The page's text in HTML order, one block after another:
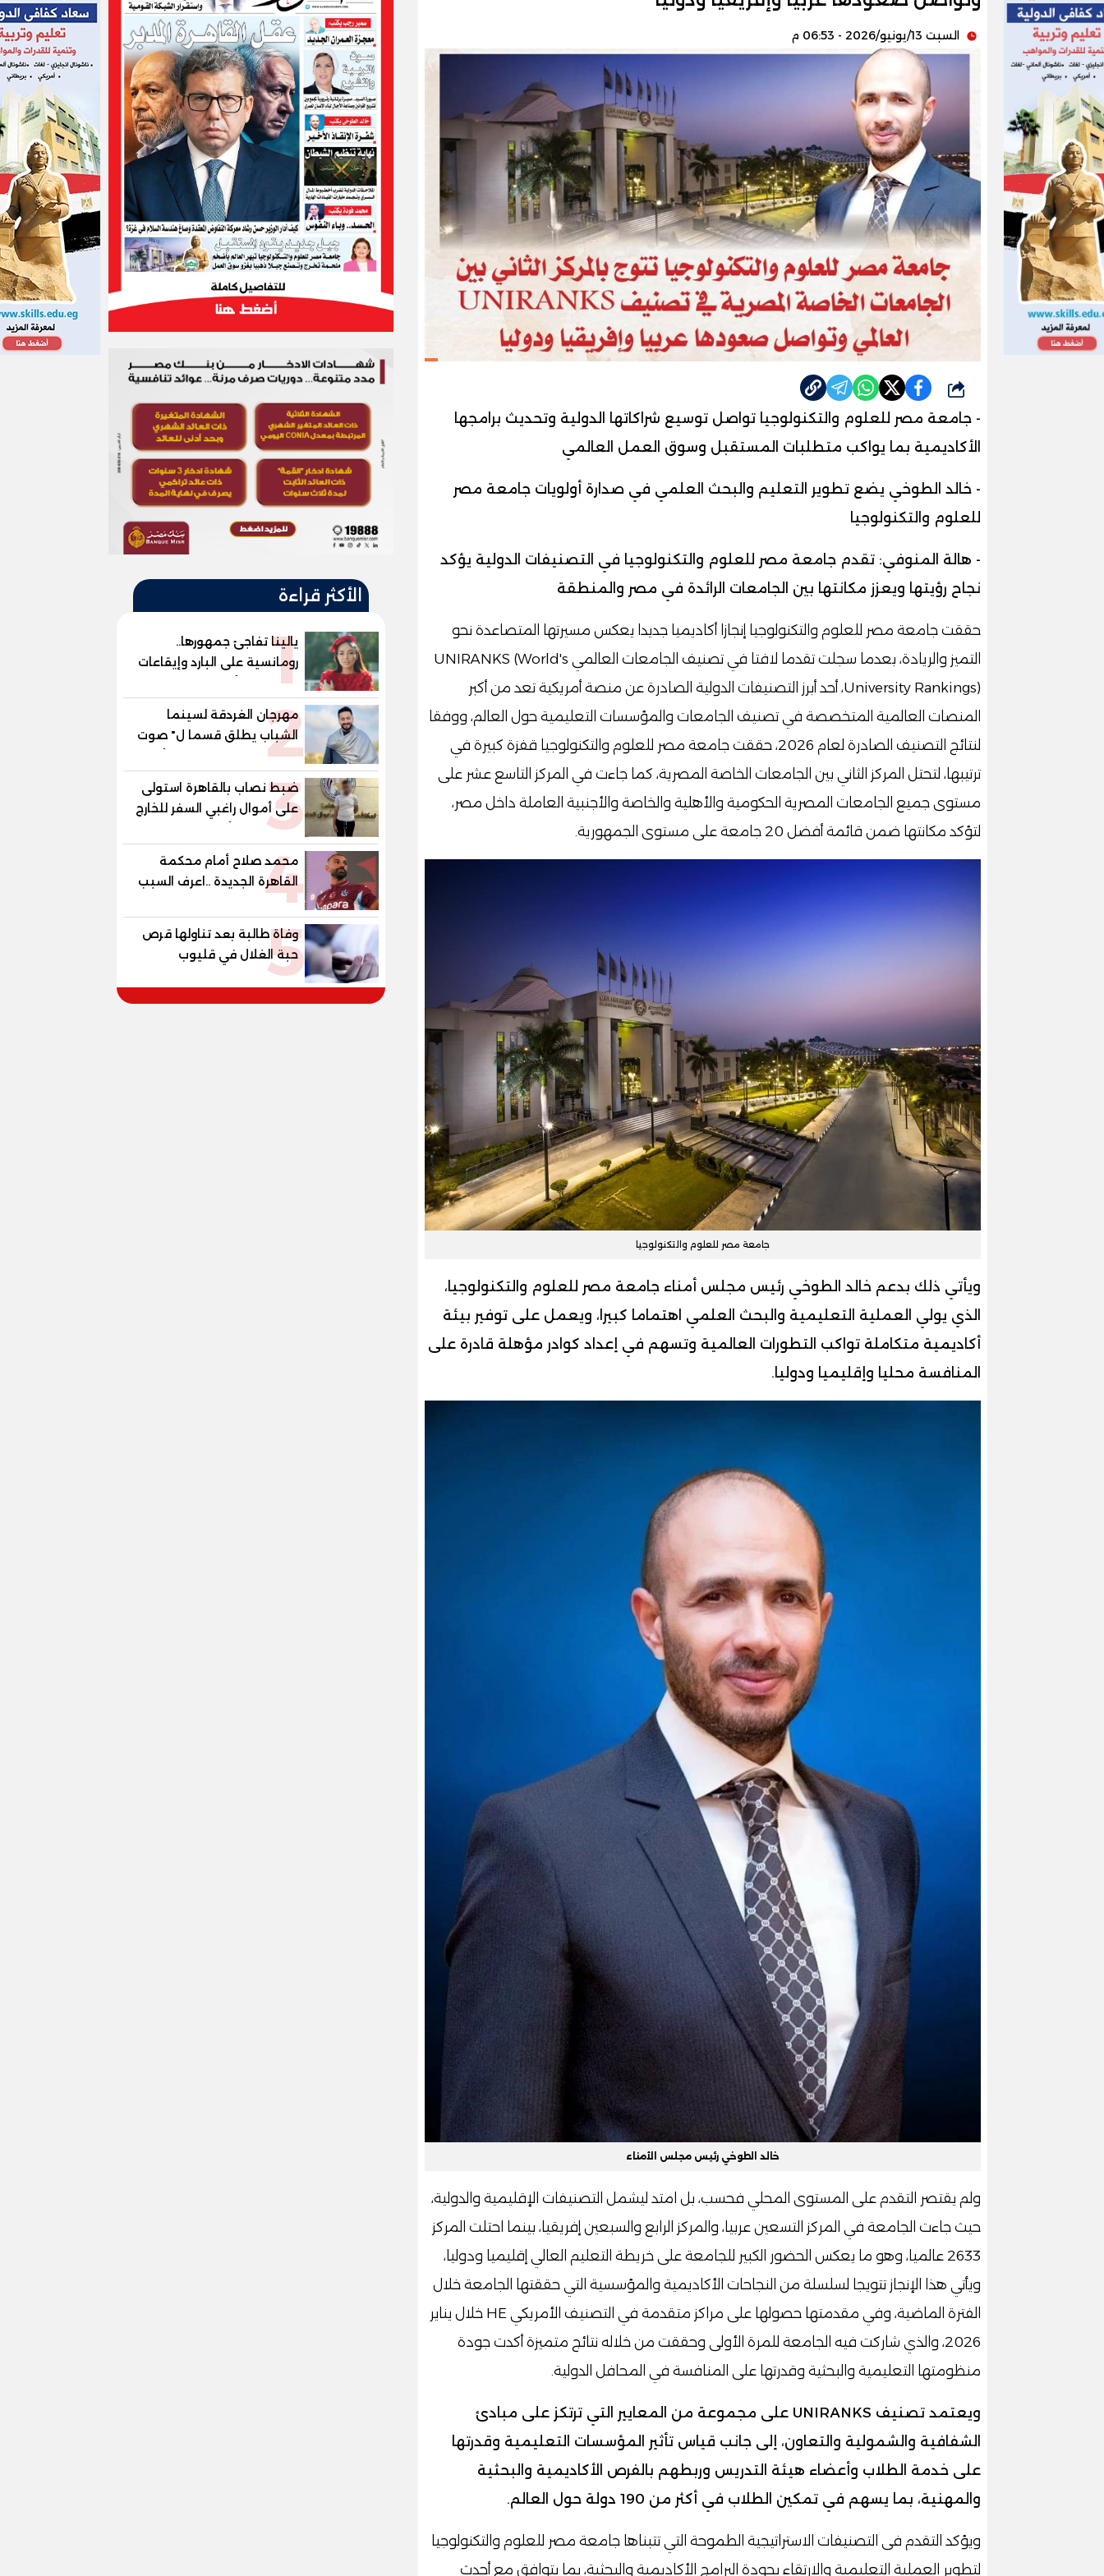
السبت 13/يونيو/2026 - 06:53 م
شارك
- جامعة مصر للعلوم والتكنولوجيا تواصل توسيع شراكاتها الدولية وتحديث برامجها
الأكاديمية بما يواكب متطلبات المستقبل وسوق العمل العالمي
- خالد الطوخي يضع تطوير التعليم والبحث العلمي في صدارة أولويات جامعة مصر
للعلوم والتكنولوجيا
- هالة المنوفي: تقدم جامعة مصر للعلوم والتكنولوجيا في التصنيفات الدولية يؤكد
نجاح رؤيتها ويعزز مكانتها بين الجامعات الرائدة في مصر والمنطقة
حققت جامعة مصر للعلوم والتكنولوجيا إنجازا أكاديميا جديدا يعكس مسيرتها المتصاعدة نحو
التميز والريادة، بعدما سجلت تقدما لافتا في تصنيف الجامعات العالمي UNIRANKS (World's
University Rankings)، أحد أبرز التصنيفات الدولية الصادرة عن منصة أمريكية تعد من أكبر
المنصات العالمية المتخصصة في تصنيف الجامعات والمؤسسات التعليمية حول العالم، ووفقا
لنتائج التصنيف الصادرة لعام 2026، حققت جامعة مصر للعلوم والتكنولوجيا قفزة كبيرة في
ترتيبها، لتحتل المركز الثاني بين الجامعات الخاصة المصرية، كما جاءت في المركز التاسع عشر على
مستوى جميع الجامعات المصرية الحكومية والأهلية والخاصة والأجنبية العاملة داخل مصر،
لتؤكد مكانتها ضمن قائمة أفضل 20 جامعة على مستوى الجمهورية.
جامعة مصر للعلوم والتكنولوجيا
ويأتي ذلك بدعم خالد الطوخي رئيس مجلس أمناء جامعة مصر للعلوم والتكنولوجيا،
الذي يولي العملية التعليمية والبحث العلمي اهتماما كبيرا، ويعمل على توفير بيئة
أكاديمية متكاملة تواكب التطورات العالمية وتسهم في إعداد كوادر مؤهلة قادرة على
المنافسة محليا وإقليميا ودوليا.
خالد الطوخي رئيس مجلس الأمناء
ولم يقتصر التقدم على المستوى المحلي فحسب، بل امتد ليشمل التصنيفات الإقليمية والدولية،
حيث جاءت الجامعة في المركز التسعين عربيا، والمركز الرابع والسبعين إفريقيا، بينما احتلت المركز
2633 عالميا، وهو ما يعكس الحضور الكبير للجامعة على خريطة التعليم العالي إقليميا ودوليا،
ويأتي هذا الإنجاز تتويجا لسلسلة من النجاحات الأكاديمية والمؤسسية التي حققتها الجامعة خلال
الفترة الماضية، وفي مقدمتها حصولها على مراكز متقدمة في التصنيف الأمريكي HE خلال يناير
2026، والذي شاركت فيه الجامعة للمرة الأولى وحققت من خلاله نتائج متميزة أكدت جودة
منظومتها التعليمية والبحثية وقدرتها على المنافسة في المحافل الدولية.
ويعتمد تصنيف UNIRANKS على مجموعة من المعايير التي ترتكز على مبادئ
الشفافية والشمولية والتعاون، إلى جانب قياس تأثير المؤسسات التعليمية وقدرتها
على خدمة الطلاب وأعضاء هيئة التدريس وربطهم بالفرص الأكاديمية والبحثية
والمهنية، بما يسهم في تمكين الطلاب في أكثر من 190 دولة حول العالم.
ويؤكد التقدم فى التصنيفات الاستراتيجية الطموحة التي تتبناها جامعة مصر للعلوم والتكنولوجيا
لتطوير العملية التعليمية والارتقاء بجودة البرامج الأكاديمية والبحثية، بما يتوافق مع أحدث
الأكثر قراءة
1
يالينا تفاجئ جمهورها..
رومانسية على البارد وإيقاعات
ساخنة في أحدث كليباتها
2
مهرجان الغردقة لسينما
الشباب يطلق قسما ل" صوت
السينما" ..وحمادة هلال أول
المكرمين
3
ضبط نصاب بالقاهرة استولى
على أموال راغبي السفر للخارج
بزعم توفير تأشيرات
4
محمد صلاح أمام محكمة
القاهرة الجديدة ..اعرف السبب
5
وفاة طالبة بعد تناولها قرص
حبة الغلال في قليوب